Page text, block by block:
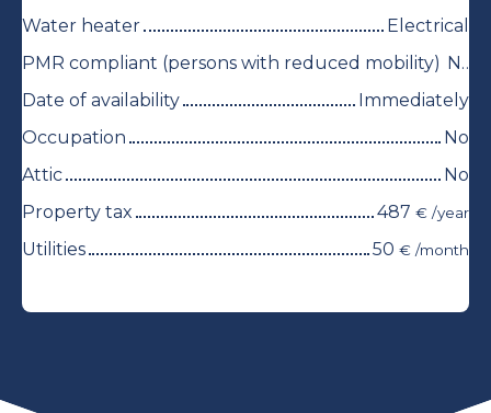
Water heater
Electrical
PMR compliant (persons with reduced mobility)
No
Date of availability
Immediately
Occupation
No
Attic
No
Property tax
487 € /year
Utilities 50 € /month